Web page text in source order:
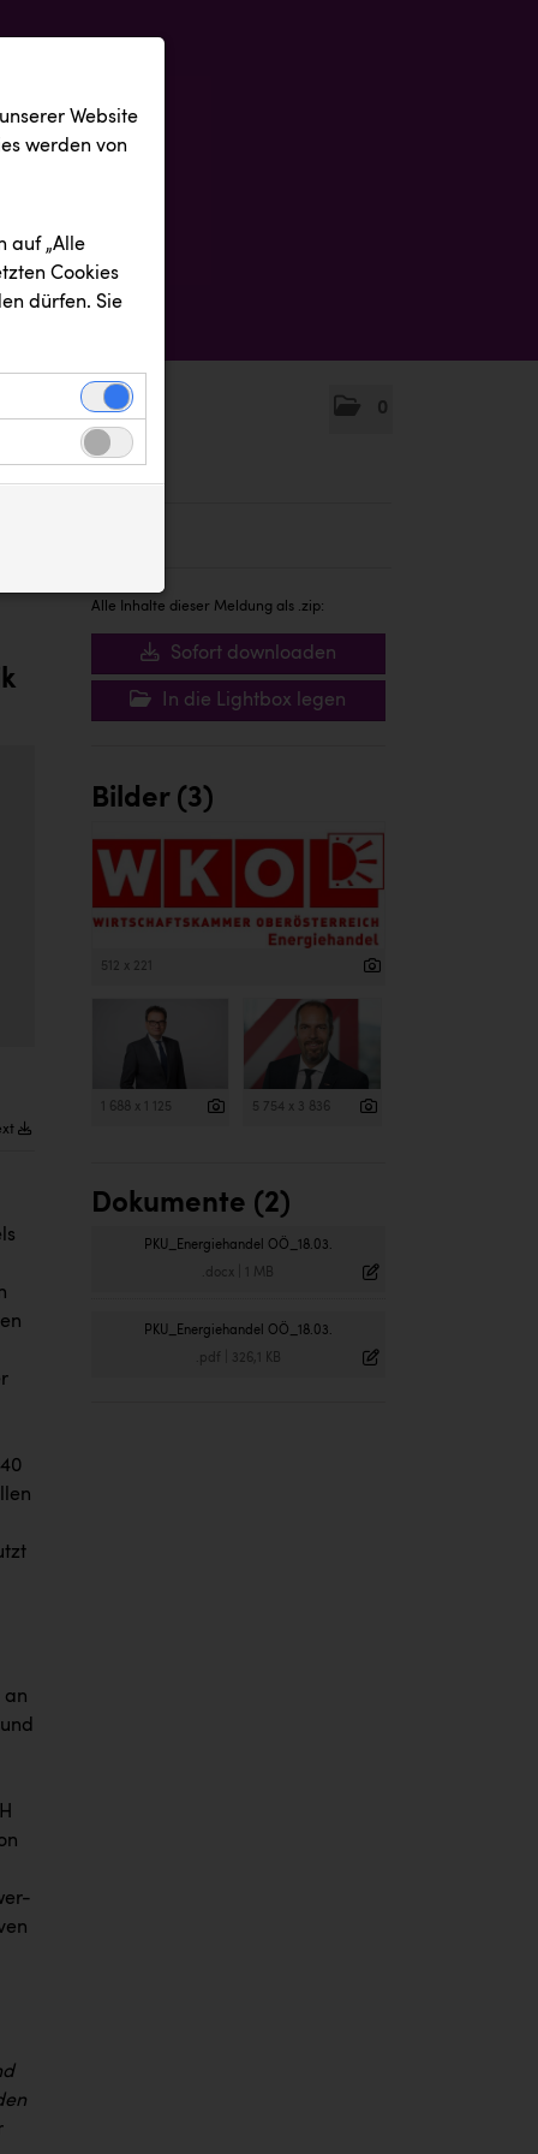
0
an
Alle Inhalte dieser Meldung als .zip:
Sofort downloaden
In die Lightbox legen
Bilder (3)
512 x 221
1 688 x 1 125 5 754 x 3 836
Dokumente (2)
PKU_Energiehandel OÖ_18.03.
.docx 1 MB
PKU_Energiehandel OÖ_18.03.
.pdf 326,1 KB
Website
werden von
auf „Alle
Cookies
dürfen. Sie
Website